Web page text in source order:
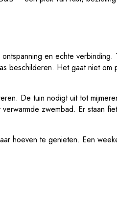
en echte
beschilderen. Het gaat niet
De tuin nodigt uit tot
zwembad. Er staan
hoeven te genieten. Een